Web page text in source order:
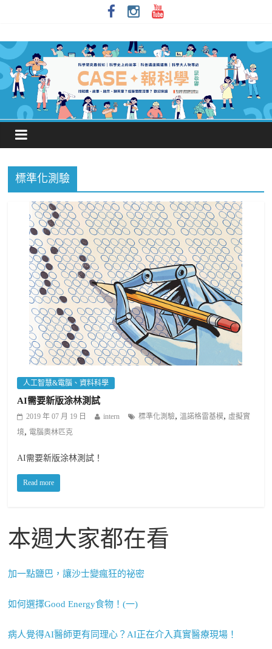
標準化測驗
人工智慧&電腦、資料科學
AI需要新版涂林測試
2019 年 07 月 19 日 intern 標準化測驗,溫諾格雷基模, 虛擬實
境, 電腦奧林匹克
AI需要新版涂林測試！
Read more
本週大家都在看
加一點鹽巴，讓沙士變瘋狂的祕密
如何選擇Good Energy食物！(一)
病人覺得AI醫師更有同理心？AI正在介入真實醫療現場！